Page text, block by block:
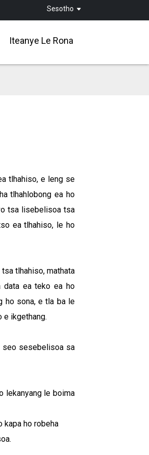
Sesotho
Iteanye Le Rona
tlhahiso, e leng se
tlhahlobong ea ho
tsa lisebelisoa tsa
ea tlhahiso, le ho
tlhahiso, mathata
data ea teko ea ho
ho sona, e tla ba le
e ikgethang.
seo sesebelisoa sa
lekanyang le boima
kapa ho robeha